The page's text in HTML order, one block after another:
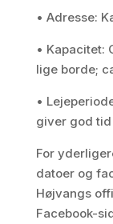
• Adresse:
• Kapacitet:
lige borde;
•
giver god
For
datoer og
Højvangs
Facebook-